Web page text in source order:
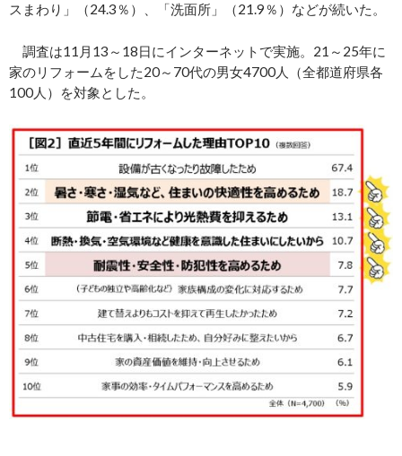
スまわり」（24.3％）、「洗面所」（21.9％）などが続いた。
調査は11月13～18日にインターネットで実施。21～25年に
家のリフォームをした20～70代の男女4700人（全都道府県各
100人）を対象とした。